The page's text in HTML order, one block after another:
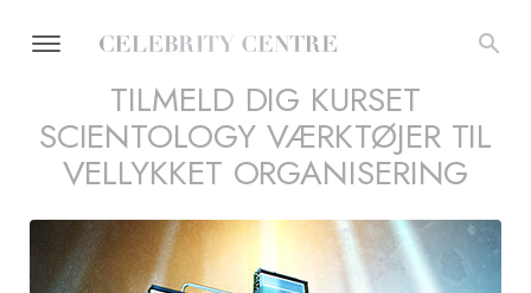
TILMELD DIG KURSET
SCIENTOLOGY VÆRKTØJER TIL
VELLYKKET ORGANISERING